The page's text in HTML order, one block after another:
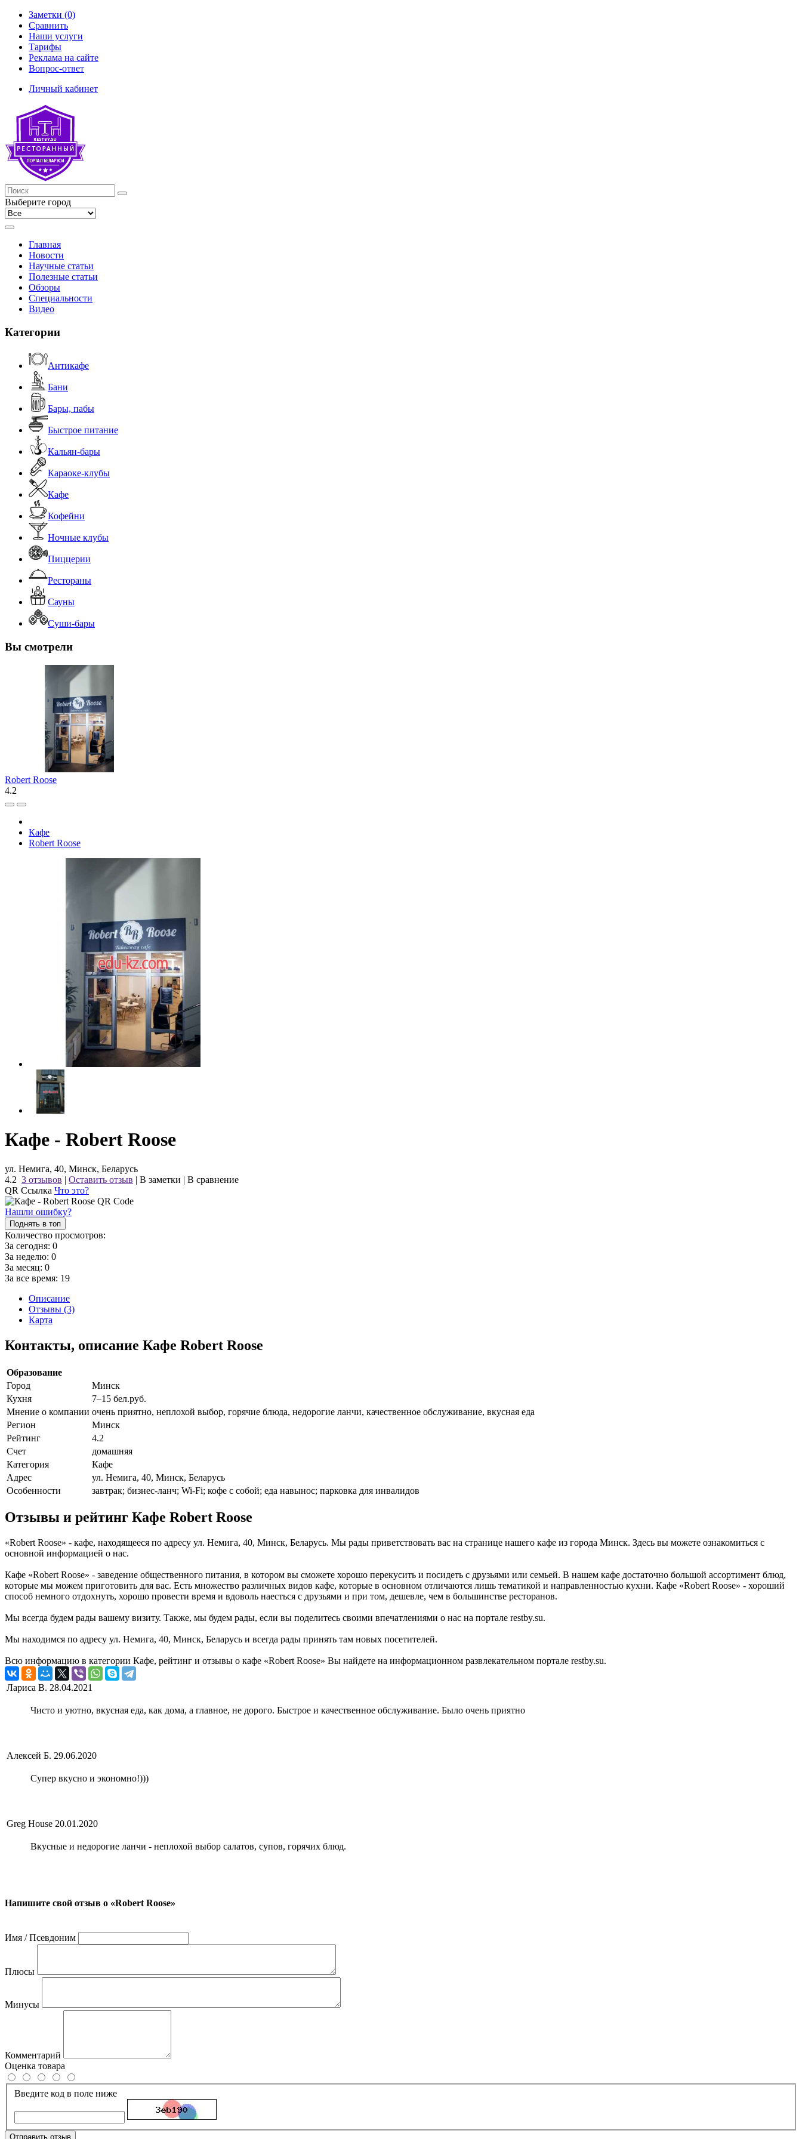
Заметки (0)
Сравнить
Наши услуги
Тарифы
Реклама на сайте
Вопрос-ответ
Личный кабинет
Выберите город
Главная
Новости
Научные статьи
Полезные статьи
Обзоры
Специальности
Видео
Категории
Антикафе
Бани
Бары, пабы
Быстрое питание
Кальян-бары
Караоке-клубы
Кафе
Кофейни
Ночные клубы
Пиццерии
Рестораны
Сауны
Суши-бары
Вы смотрели
Robert Roose
4.2
Кафе
Robert Roose
Кафе - Robert Roose
ул. Немига, 40, Минск, Беларусь
4.2 3 отзывов | Оставить отзыв | В заметки | В сравнение
QR Ссылка Что это?
Нашли ошибку?
Поднять в топ
Количество просмотров:
За сегодня: 0
За неделю: 0
За месяц: 0
За все время: 19
Описание
Отзывы (3)
Карта
Контакты, описание Кафе Robert Roose
Образование
Город
Минск
Кухня
7–15 бел.руб.
Мнение о компании очень приятно, неплохой выбор, горячие блюда, недорогие ланчи, качественное обслуживание, вкусная еда
Регион
Минск
Рейтинг
4.2
Счет
домашняя
Категория
Кафе
Адрес
ул. Немига, 40, Минск, Беларусь
Особенности
завтрак; бизнес-ланч; Wi-Fi; кофе с собой; еда навынос; парковка для инвалидов
Отзывы и рейтинг Кафе Robert Roose
«Robert Roose» - кафе, находящееся по адресу ул. Немига, 40, Минск, Беларусь. Мы рады приветствовать вас на странице нашего кафе из города Минск. Здесь вы можете ознакомиться с
основной информацией о нас.
Кафе «Robert Roose» - заведение общественного питания, в котором вы сможете хорошо перекусить и посидеть с друзьями или семьей. В нашем кафе достаточно большой ассортимент блюд,
которые мы можем приготовить для вас. Есть множество различных видов кафе, которые в основном отличаются лишь тематикой и направленностью кухни. Кафе «Robert Roose» - хороший
способ немного отдохнуть, хорошо провести время и вдоволь наесться с друзьями и при том, дешевле, чем в большинстве ресторанов.
Мы всегда будем рады вашему визиту. Также, мы будем рады, если вы поделитесь своими впечатлениями о нас на портале restby.su.
Мы находимся по адресу ул. Немига, 40, Минск, Беларусь и всегда рады принять там новых посетителей.
Всю информацию в категории Кафе, рейтинг и отзывы о кафе «Robert Roose» Вы найдете на информационном развлекательном портале restby.su.
Лариса В. 28.04.2021
Чисто и уютно, вкусная еда, как дома, а главное, не дорого. Быстрое и качественное обслуживание. Было очень приятно
Алексей Б. 29.06.2020
Супер вкусно и экономно!)))
Greg House 20.01.2020
Вкусные и недорогие ланчи - неплохой выбор салатов, супов, горячих блюд.
Напишите свой отзыв о «Robert Roose»
Имя / Псевдоним
Плюсы
Минусы
Комментарий
Оценка товара
Введите код в поле ниже
Отправить отзыв